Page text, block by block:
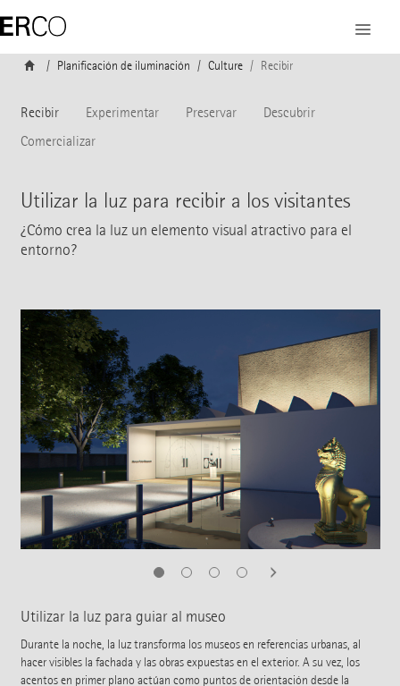
Planificación de iluminación Culture Recibir
Recibir Experimentar Preservar
Descubrir
Comercializar
Utilizar la luz para recibir a los visitantes
¿Cómo crea la luz un elemento visual atractivo para el
entorno?
Utilizar la luz para guiar al museo
Durante la noche, la luz transforma los museos en referencias urbanas, al
hacer visibles la fachada y las obras expuestas en el exterior. A su vez, los
acentos en primer plano actúan como puntos de orientación desde la